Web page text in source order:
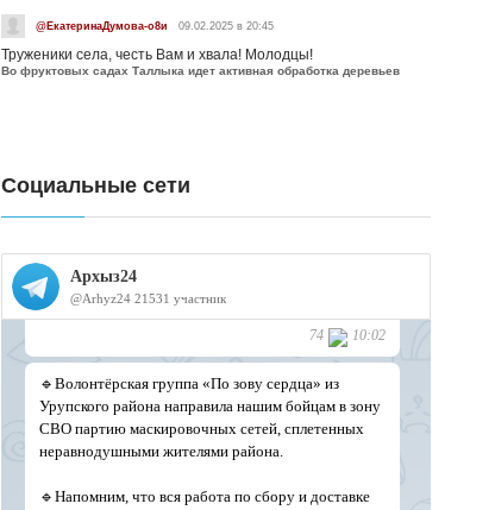
@ЕкатеринаДумова-о8и 09.02.2025 в 20:45
Труженики села, честь Вам и хвала! Молодцы!
Во фруктовых садах Таллыка идет активная обработка деревьев
Социальные сети